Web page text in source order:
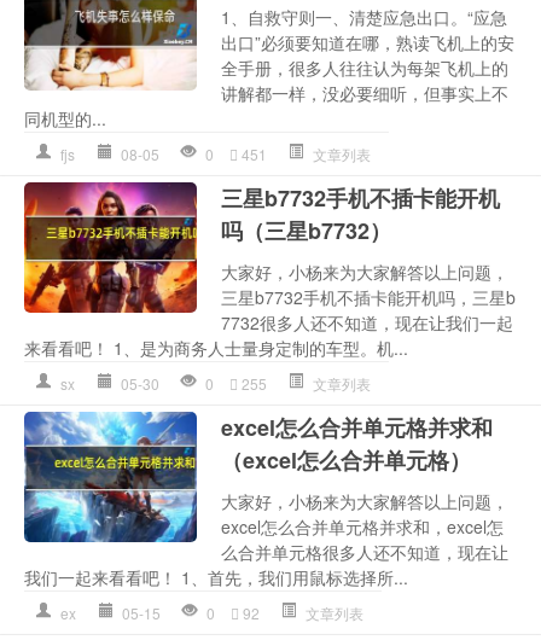
1、自救守则一、清楚应急出口。“应急
出口”必须要知道在哪，熟读飞机上的安
全手册，很多人往往认为每架飞机上的
讲解都一样，没必要细听，但事实上不
同机型的...
fjs 08-05 0 451 文章列表
三星b7732手机不插卡能开机
吗（三星b7732）
大家好，小杨来为大家解答以上问题，
三星b7732手机不插卡能开机吗，三星b
7732很多人还不知道，现在让我们一起
来看看吧！ 1、是为商务人士量身定制的车型。机...
sx 05-30 0 255 文章列表
excel怎么合并单元格并求和
（excel怎么合并单元格）
大家好，小杨来为大家解答以上问题，
excel怎么合并单元格并求和，excel怎
么合并单元格很多人还不知道，现在让
我们一起来看看吧！ 1、首先，我们用鼠标选择所...
ex 05-15 0 92 文章列表